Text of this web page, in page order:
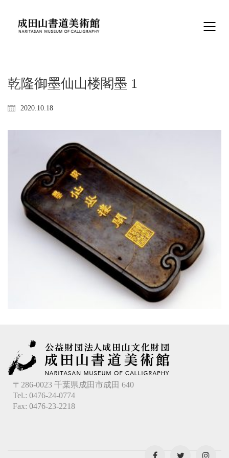
乾隆御墨仙山楼閣墨 1
2020.10.18
〒286-0023 千葉県成田市成田 640
Tel.: 0476-24-0774
Fax: 0476-23-2218